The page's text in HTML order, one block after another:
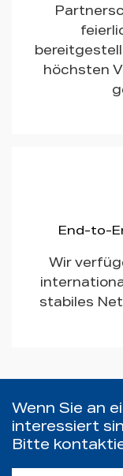
höchsten
End-to-
Wir
stabiles
Wenn Sie an
interessiert
Bitte